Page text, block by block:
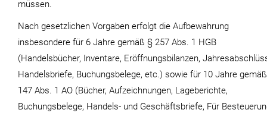
müssen.
Nach gesetzlichen Vorgaben erfolgt die Aufbewahrung
insbesondere für 6 Jahre gemäß § 257 Abs. 1 HGB
(Handelsbücher, Inventare, Eröffnungsbilanzen,
Handelsbriefe, Buchungsbelege, etc.) sowie für 10 Jahre
147 Abs. 1 AO (Bücher, Aufzeichnungen, Lageberichte,
Buchungsbelege, Handels- und Geschäftsbriefe, Für